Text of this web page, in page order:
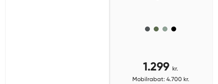
1.299 kr.
Mobilrabat: 4.700 kr.